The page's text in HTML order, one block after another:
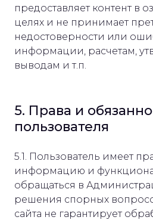
предоставляет контент в
целях и не принимает
недостоверности или
информации, расчетам,
выводам и т.п.
5. Права и
пользователя
5.1. Пользователь имеет
информацию и
обращаться в
решения спорных
сайта не гарантирует